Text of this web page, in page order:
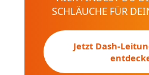
SCHLÄUCHE FÜR
Jetzt Dash-